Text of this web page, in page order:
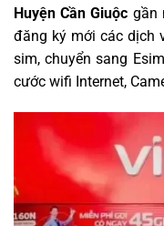
Huyện Cần Giuộc gần
đăng ký mới các dịch
sim, chuyển sang
cước wifi Internet,